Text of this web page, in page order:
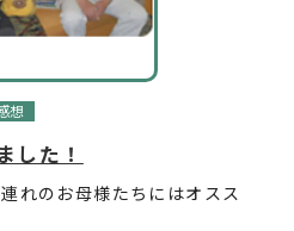
想
した！
のお母様たちにはオスス